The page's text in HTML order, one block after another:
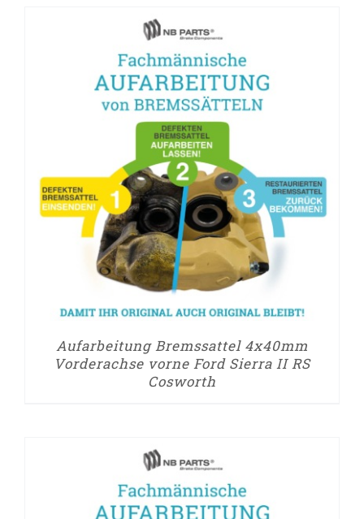
Aufarbeitung Bremssattel 4x40mm
Vorderachse vorne Ford Sierra II RS
Cosworth